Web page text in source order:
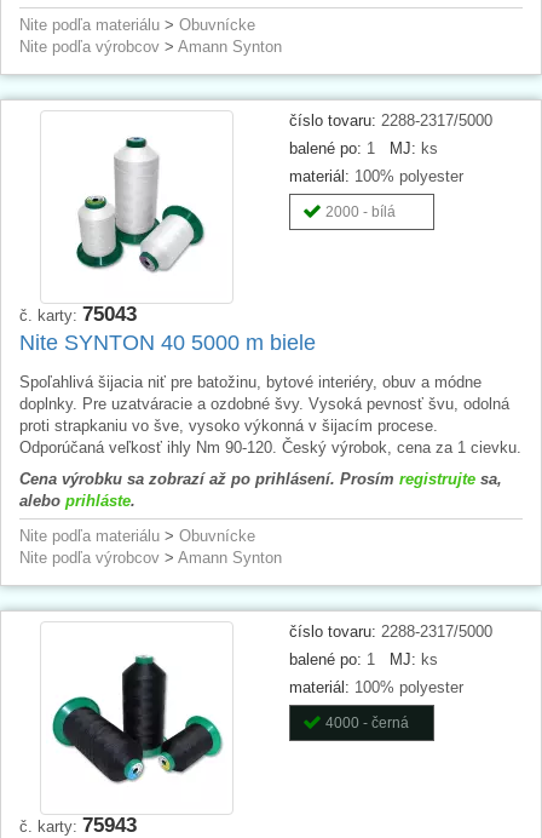
Nite podľa materiálu > Obuvnícke
Nite podľa výrobcov > Amann Synton
číslo tovaru: 2288-2317/5000
balené po: 1 MJ: ks
materiál: 100% polyester
2000 - bílá
č. karty: 75043
Nite SYNTON 40 5000 m biele
Spoľahlivá šijacia niť pre batožinu, bytové interiéry, obuv a módne
doplnky. Pre uzatváracie a ozdobné švy. Vysoká pevnosť švu, odolná
proti strapkaniu vo šve, vysoko výkonná v šijacím procese.
Odporúčaná veľkosť ihly Nm 90-120. Český výrobok, cena za 1 cievku.
Cena výrobku sa zobrazí až po prihlásení. Prosím registrujte sa,
alebo prihláste.
Nite podľa materiálu > Obuvnícke
Nite podľa výrobcov > Amann Synton
číslo tovaru: 2288-2317/5000
balené po: 1 MJ: ks
materiál: 100% polyester
4000 - černá
č. karty: 75943